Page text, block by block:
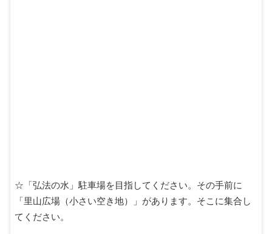
☆「弘法の水」駐車場を目指してください。その手前に
「里山広場（小さい空き地）」があります。そこに集合し
てください。